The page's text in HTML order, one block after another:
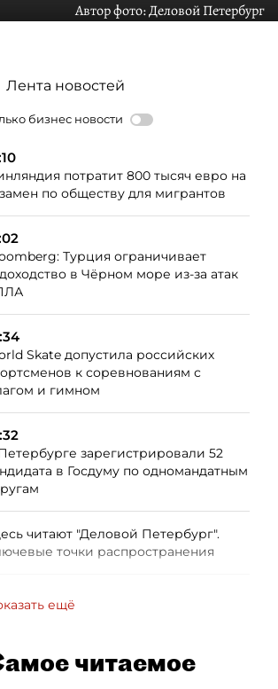
Автор фото:Деловой Петербург
Лента новостей
бизнес новости
потратит 800 тысяч евро на
по обществу для мигрантов
Турция ограничивает
в Чёрном море из-за атак
Skate допустила российских
к соревнованиям с
и гимном
зарегистрировали 52
в Госдуму по одномандатным
читают "Деловой Петербург".
точки распространения
ещё
читаемое